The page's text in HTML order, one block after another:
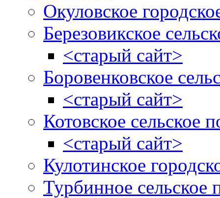
Окуловское
Березовикское
<старый сайт>
Боровенковское
<старый сайт>
Котовское сельское
<старый сайт>
Кулотинское
Турбинное сельское